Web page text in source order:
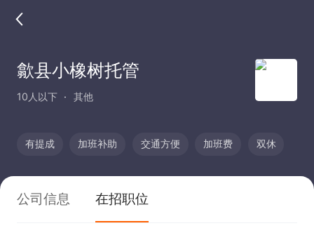
歙县小橡树托管
10人以下 其他
有提成 加班补助 交通方便 加班费 双休
公司信息 在招职位